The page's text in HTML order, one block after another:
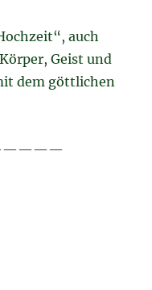
auch
Geist und
dem göttlichen